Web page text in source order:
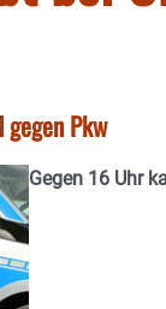
Pkw
Gegen 16 Uhr